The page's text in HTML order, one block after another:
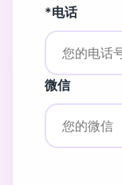
*电话
微信